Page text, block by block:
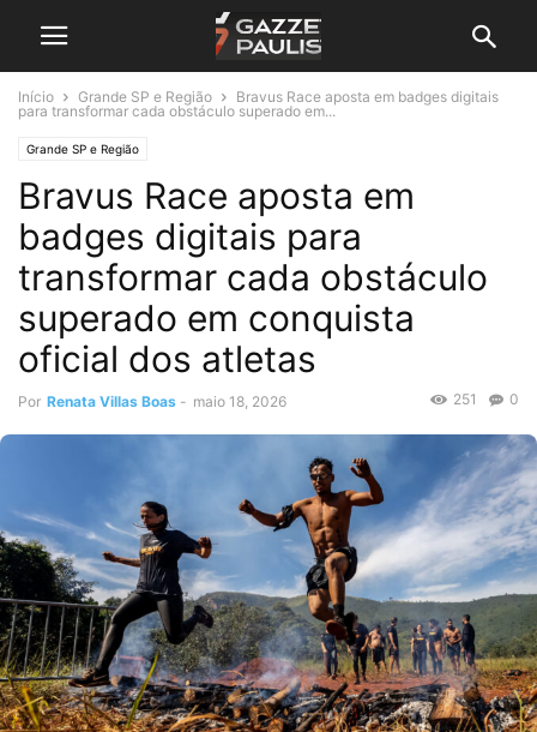
Início Grande SP e Região
Bravus Race aposta em badges digitais
para transformar cada obstáculo superado em...
Grande SP e Região
Bravus Race aposta em
badges digitais para
transformar cada obstáculo
superado em conquista
oficial dos atletas
Por Renata Villas Boas - maio 18, 2026 0
251